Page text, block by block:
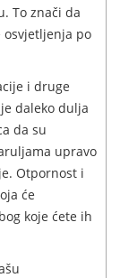
To znači da
osvjetljenja po
i druge
daleko dulja
da su
upravo
Otpornost i
će
koje ćete ih